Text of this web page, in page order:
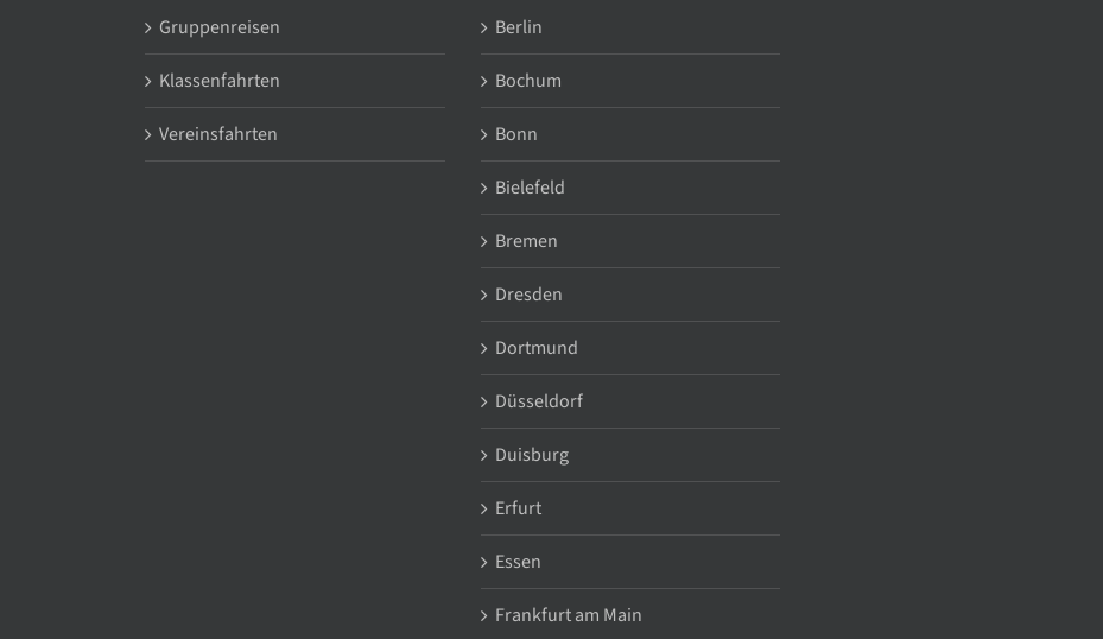
Gruppenreisen
Klassenfahrten
Vereinsfahrten
Berlin
Bochum
Bonn
Bielefeld
Bremen
Dresden
Dortmund
Düsseldorf
Duisburg
Erfurt
Essen
Frankfurt am Main